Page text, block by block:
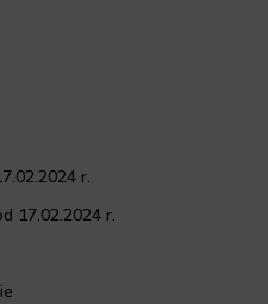
r.
17.02.2024 r.